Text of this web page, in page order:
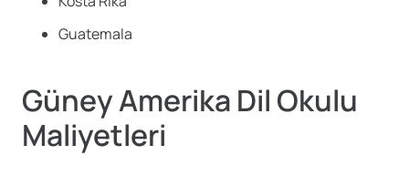
Guatemala
Güney Amerika Dil Okulu
Maliyetleri